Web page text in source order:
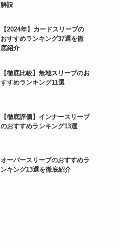
解説
【2024年】カードスリーブの
おすすめランキング37選を徹
底紹介
【徹底比較】無地スリーブのお
すすめランキング11選
【徹底評価】インナースリーブ
のおすすめランキング13選
オーバースリーブのおすすめラ
ンキング13選を徹底紹介